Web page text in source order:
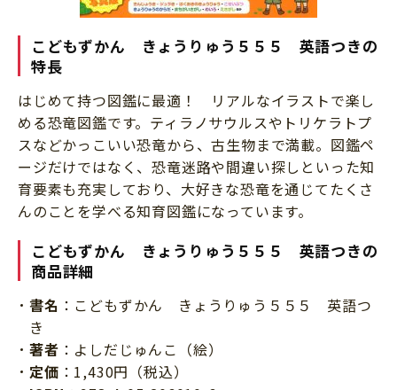
こどもずかん きょうりゅう５５５ 英語つきの
特長
はじめて持つ図鑑に最適！ リアルなイラストで楽し
める恐竜図鑑です。ティラノサウルスやトリケラトプ
スなどかっこいい恐竜から、古生物まで満載。図鑑ペ
ージだけではなく、恐竜迷路や間違い探しといった知
育要素も充実しており、大好きな恐竜を通じてたくさ
んのことを学べる知育図鑑になっています。
こどもずかん きょうりゅう５５５ 英語つきの
商品詳細
書名 ：こどもずかん きょうりゅう５５５ 英語つ
き
著者 ：よしだじゅんこ（絵）
定価 ：1,430円（税込）